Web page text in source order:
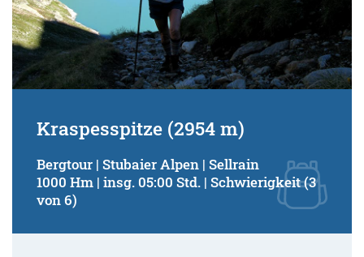
Kraspesspitze (2954 m)
Bergtour | Stubaier Alpen | Sellrain
1000 Hm | insg. 05:00 Std. | Schwierigkeit (3
von 6)